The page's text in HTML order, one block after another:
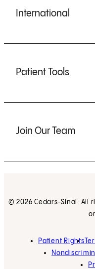
International
Patient Tools
Join Our Team
© 2026 Cedars-Sinai. All
Patient Rights